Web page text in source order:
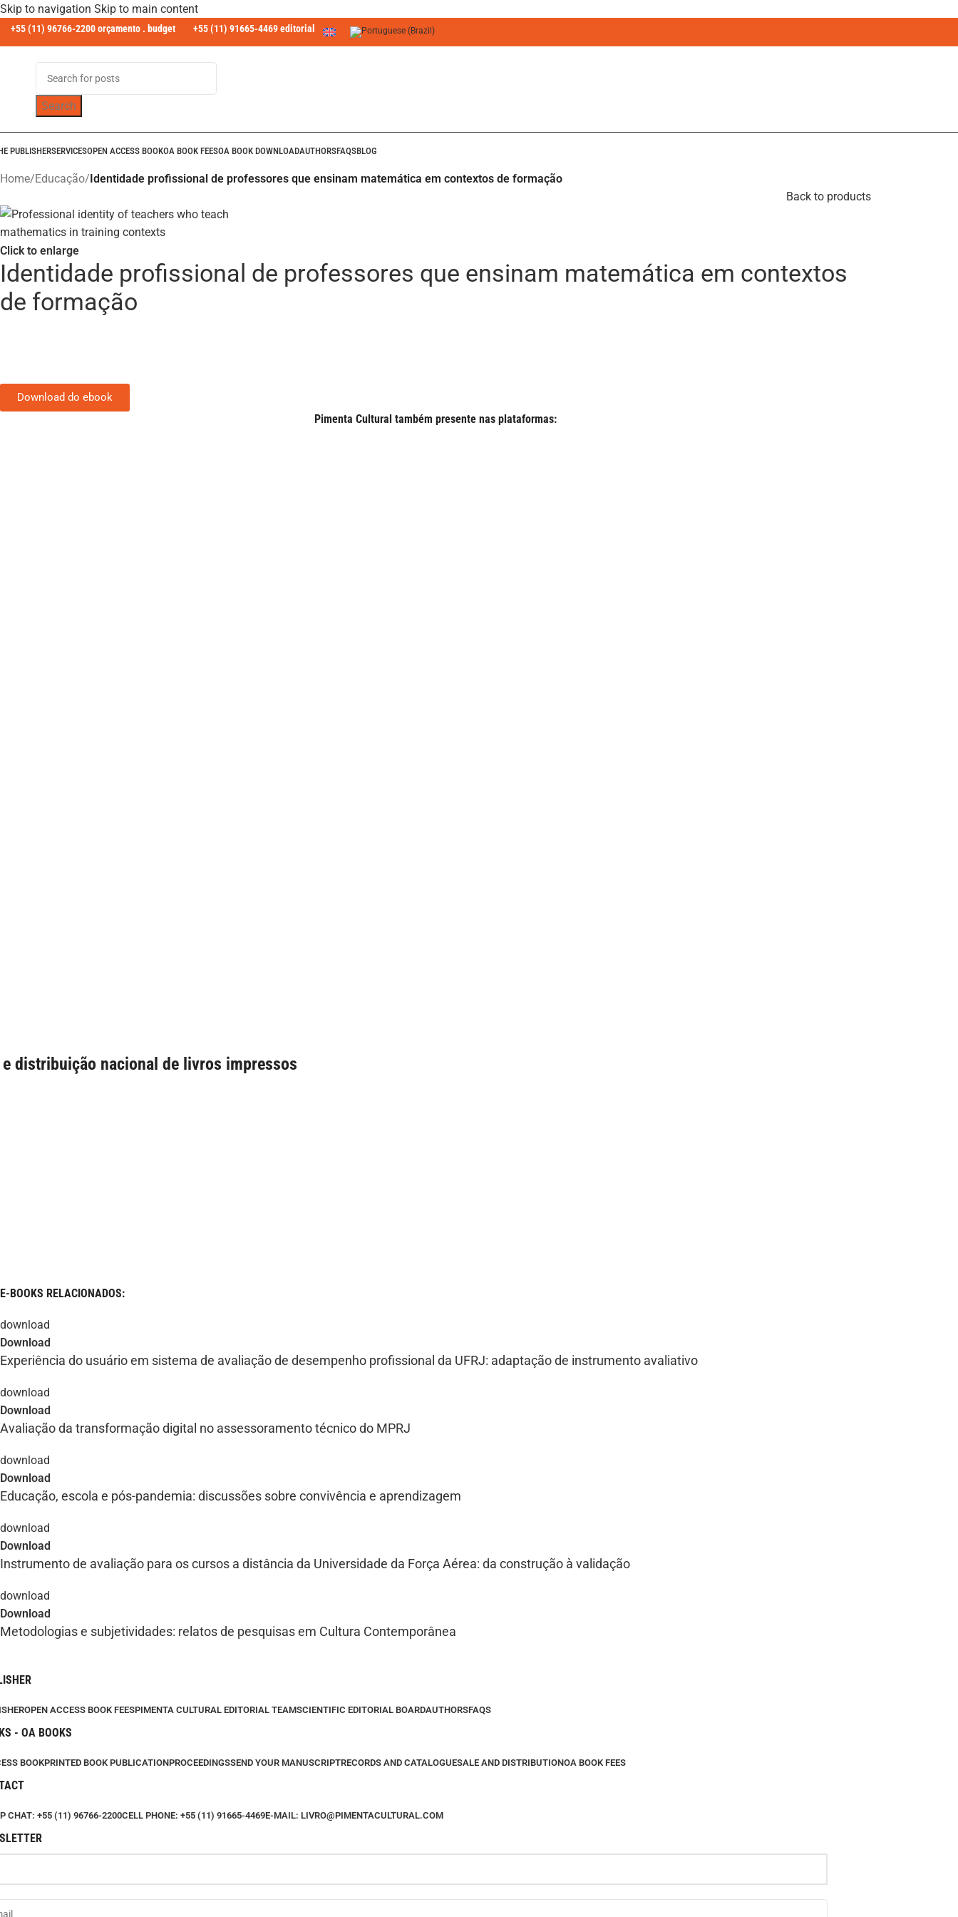
Skip to navigation Skip to main content
+55 (11) 96766-2200 orçamento . budget +55 (11) 91665-4469 editorial
Search
PUBLISHERSERVICESOPEN ACCESS BOOKOA BOOK FEESOA BOOK DOWNLOADAUTHORSFAQSBLOG
Home/Educação/Identidade profissional de professores que ensinam matemática em contextos de formação
Back to products
Click to enlarge
Identidade profissional de professores que ensinam matemática em contextos
de formação
Download do ebook
Pimenta Cultural também presente nas plataformas:
e distribuição nacional de livros impressos
E-BOOKS RELACIONADOS:
Download
Experiência do usuário em sistema de avaliação de desempenho profissional da UFRJ: adaptação de instrumento avaliativo
Download
Avaliação da transformação digital no assessoramento técnico do MPRJ
Download
Educação, escola e pós-pandemia: discussões sobre convivência e aprendizagem
Download
Instrumento de avaliação para os cursos a distância da Universidade da Força Aérea: da construção à validação
Download
Metodologias e subjetividades: relatos de pesquisas em Cultura Contemporânea
OPEN ACCESS BOOK FEESPIMENTA CULTURAL EDITORIAL TEAMSCIENTIFIC EDITORIAL BOARDAUTHORSFAQS
- OA BOOKS
BOOKPRINTED BOOK PUBLICATIONPROCEEDINGSSEND YOUR MANUSCRIPTRECORDS AND CATALOGUESALE AND DISTRIBUTIONOA BOOK FEES
CHAT: +55 (11) 96766-2200CELL PHONE: +55 (11) 91665-4469E-MAIL: LIVRO@PIMENTACULTURAL.COM